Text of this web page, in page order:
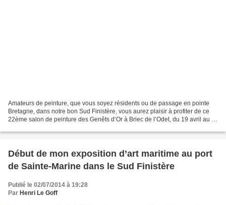
Amateurs de peinture, que vous soyez résidents ou de passage en pointe
Bretagne, dans notre bon Sud Finistère, vous aurez plaisir à profiter de ce
22ème salon de peinture des Genêts d’Or à Briec de l’Odet, du 19 avril au 4
Début de mon exposition d’art maritime au port
de Sainte-Marine dans le Sud Finistère
Publié le 02/07/2014 à 19:28
Par Henri Le Goff